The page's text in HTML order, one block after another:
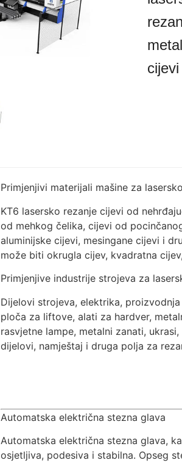
cijevi
Primjenjivi materijali mašine za
KT6 lasersko rezanje cijevi od
od mehkog čelika, cijevi od
aluminijske cijevi, mesingane cijevi i
može biti okrugla cijev, kvadratna
Primjenjive industrije strojeva za
Dijelovi strojeva, elektrika,
ploča za liftove, alati za hardver,
rasvjetne lampe, metalni zanati,
dijelovi, namještaj i druga polja za
Automatska električna stezna glava
Automatska električna stezna glava,
osjetljiva, podesiva i stabilna. Opseg